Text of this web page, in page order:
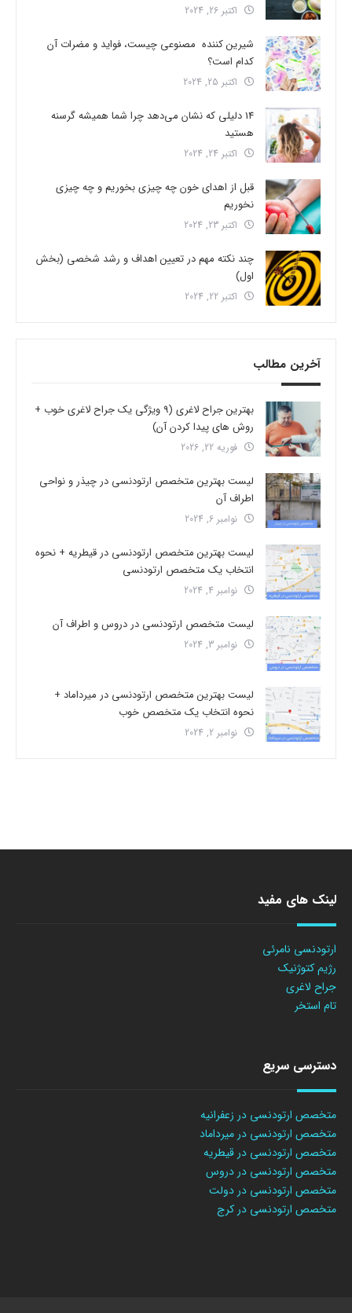
اکتبر 26, 2024
شیرین کننده مصنوعی چیست، فواید و مضرات آن
کدام است؟
اکتبر 25, 2024
14 دلیلی که نشان می‌دهد چرا شما همیشه گرسنه
هستید
اکتبر 24, 2024
قبل از اهدای خون چه چیزی بخوریم و چه چیزی
نخوریم
اکتبر 23, 2024
چند نکته مهم در تعیین اهداف و رشد شخصی (بخش
اول)
اکتبر 22, 2024
آخرین مطالب
بهترین جراح لاغری (9 ویژگی یک جراح لاغری خوب +
روش های پیدا کردن آن)
فوریه 22, 2026
لیست بهترین متخصص ارتودنسی در چیذر و نواحی
اطراف آن
نوامبر 6, 2024
لیست بهترین متخصص ارتودنسی در قیطریه + نحوه
انتخاب یک متخصص ارتودنسی
نوامبر 4, 2024
لیست متخصص ارتودنسی در دروس و اطراف آن
نوامبر 3, 2024
لیست بهترین متخصص ارتودنسی در میرداماد +
نحوه انتخاب یک متخصص خوب
نوامبر 2, 2024
لینک های مفید
ارتودنسی نامرئی
رژیم کتوژنیک
جراح لاغری
تام استخر
دسترسی سریع
متخصص ارتودنسی در زعفرانیه
متخصص ارتودنسی در میرداماد
متخصص ارتودنسی در قیطریه
متخصص ارتودنسی در دروس
متخصص ارتودنسی در دولت
متخصص ارتودنسی در کرج